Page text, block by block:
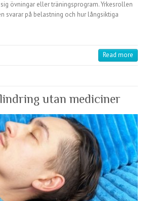
övningar eller träningsprogram. Yrkesrollen
svarar på belastning och hur långsiktiga
Read more
utan mediciner